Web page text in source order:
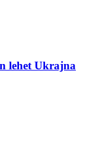
lehet Ukrajna